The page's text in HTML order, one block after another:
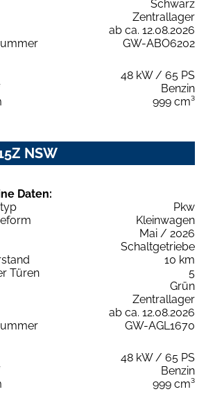
Schwarz
Zentrallager
ab ca. 12.08.2026
GW-ABO6202
48 kW / 65 PS
Benzin
999 cm³
NSW
Daten:
Pkw
Kleinwagen
Mai / 2026
Schaltgetriebe
10 km
Türen
5
Grün
Zentrallager
ab ca. 12.08.2026
GW-AGL1670
48 kW / 65 PS
Benzin
999 cm³